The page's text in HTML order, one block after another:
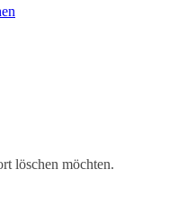
löschen möchten.